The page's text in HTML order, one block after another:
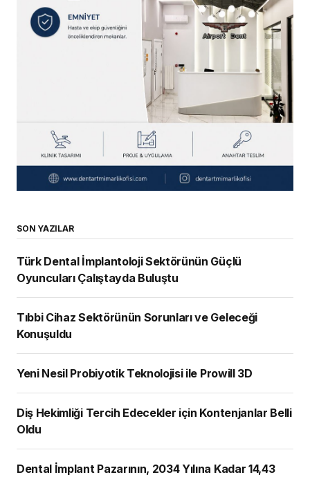
SON YAZILAR
Türk Dental İmplantoloji Sektörünün Güçlü
Oyuncuları Çalıştayda Buluştu
Tıbbi Cihaz Sektörünün Sorunları ve Geleceği
Konuşuldu
Yeni Nesil Probiyotik Teknolojisi ile Prowill 3D
Diş Hekimliği Tercih Edecekler için Kontenjanlar Belli
Oldu
Dental İmplant Pazarının, 2034 Yılına Kadar 14,43